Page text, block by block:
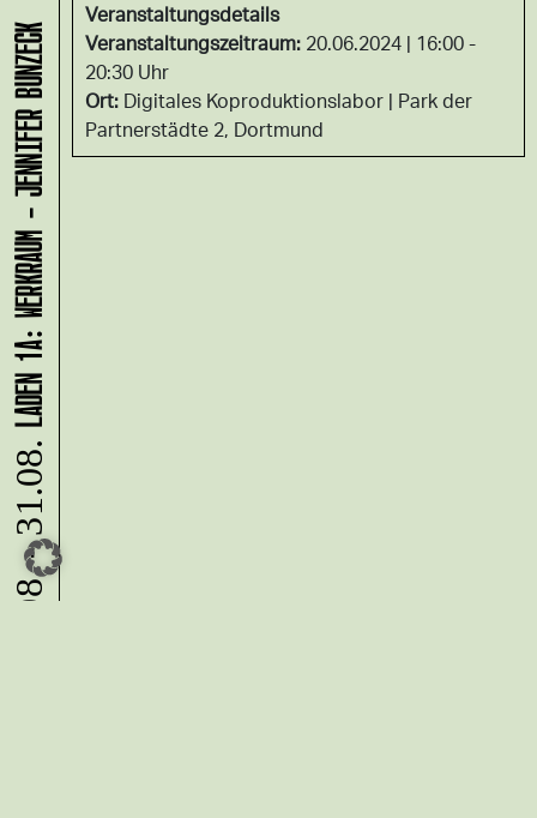
Veranstaltungsdetails
Veranstaltungszeitraum: 20.06.2024 | 16:00 -
20:30 Uhr
Ort: Digitales Koproduktionslabor
Park der
Partnerstädte 2, Dortmund
10.08. - 31.08.
LADEN 1A: WERKRAUM - JENNIFER BUNZECK